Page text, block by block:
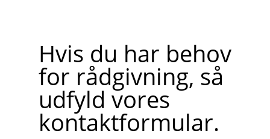
Hvis du har behov
for rådgivning, så
udfyld vores
kontaktformular.